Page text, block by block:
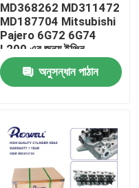
MD368262 MD311472
MD187704 Mitsubishi
Pajero 6G72 6G74
L200 এর জন্য ইঞ্জিন
ক্র্যাঙ্কশ্যাফ্ট পলি
অনুসন্ধান পাঠান